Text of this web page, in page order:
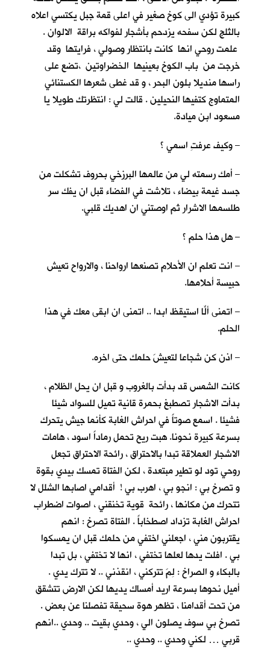
كبيرة تؤدي الى كوخ صغير في اعلى قمة جبل يكتسي اعلاه
بالثلج لكن سفحه يزدحم بأشجار لفواكه براقة الالوان .
علمت روحي انها كانت بانتظار وصولي ، فرايتها وقد
خرجت من باب الكوخ بعينيها الخضراوتين ،تضع على
راسها منديلا بلون البحر ، و قد غطى شعرها الكستنائي
المتماوج كتفيها النحيلين . قالت لي : انتظرتك طويلا يا
مسعود ابن ميادة.
– وكيف عرفتِ اسمي ؟
– أمك رسمته لي من عالمها البرزخي بحروف تشكلت من
جسد غيمة بيضاء ، تلاشت في الفضاء قبل ان يفك سر
طلسمها الاشرار ثم اوصتني ان اهديك قلبي.
– هل هذا حلم ؟
– انت تعلم ان الأحلام تصنعها ارواحنا ، والارواح تعيش
حبيسة أحلامها.
– اتمنى ألّا استيقظ ابدا .. اتمنى ان ابقى معكِ في هذا
الحلم.
– اذن كن شجاعا لتعيشَ حلمك حتى اخره.
كانت الشمس قد بدأت بالغروب و قبل ان يحل الظلام ،
بدأت الاشجار تصطبغ بحمرة قانية تميل للسواد شيئا
فشيئا . اسمع صوتاً في احراش الغابة كأنما جيش يتحرك
بسرعة كبيرة نحونا. هبت ريح تحمل رماداً اسود ، هامات
الاشجار العملاقة تبدا بالاحتراق ، رائحة الاحتراق تجعل
روحي تود لو تطير مبتعدة ، لكن الفتاة تمسك بيدي بقوة
و تصرخ بي : انجو بي ، اهرب بي ! أقدامي اصابها الشلل لا
تتحرك من مكانها ، رائحة قوية تخنقني ، اصوات اضطراب
احراش الغابة تزداد اصطخاباً . الفتاة تصرخ : انهم
يقتربون مني ، اجعلني اختفي من حلمك قبل ان يمسكوا
بي . افلت يدها لعلها تختفي ، انها لا تختفي ، بل تبدا
بالبكاء و الصراخ : لِمَ تتركني ، انقذني .. لا تترك يدي .
أميل نحوها بسرعة اريد أمساك يديها لكن الارض تتشقق
من تحت أقدامنا ، تظهر هوة سحيقة تفصلنا عن بعض .
تصرخ بي سوف يصلون الي ، وحدي بقيت .. وحدي ..انهم
قربي … لكني وحدي .. وحدي ..